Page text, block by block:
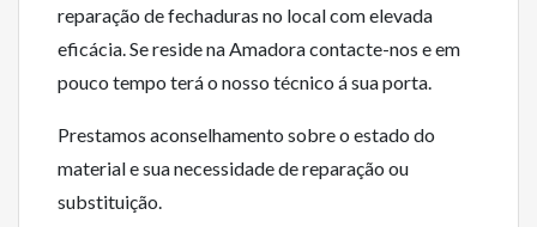
reparação de fechaduras no local com elevada
eficácia. Se reside na Amadora contacte-nos e em
pouco tempo terá o nosso técnico á sua porta.
Prestamos aconselhamento sobre o estado do
material e sua necessidade de reparação ou
substituição.